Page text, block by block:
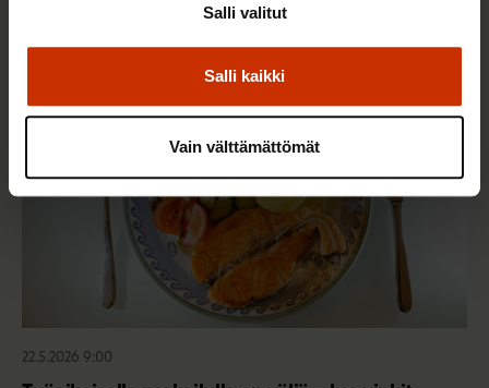
Salli kaikki
Salli valitut
Vain välttämättömät
TERVE JA HYVÄ TYÖELÄMÄ
22.5.2026 9:00